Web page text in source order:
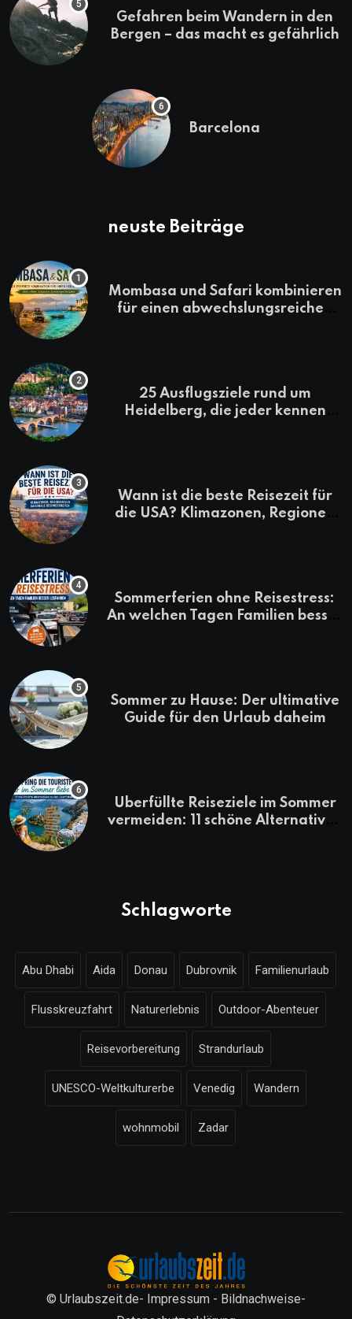
Gefahren beim Wandern in den
Bergen – das macht es gefährlich
Barcelona
neuste Beiträge
Mombasa und Safari kombinieren
für einen abwechslungsreichen
25 Ausflugsziele rund um
Heidelberg, die jeder kennen
Wann ist die beste Reisezeit für
die USA? Klimazonen, Regionen
Sommerferien ohne Reisestress:
An welchen Tagen Familien besser
Sommer zu Hause: Der ultimative
Guide für den Urlaub daheim
Überfüllte Reiseziele im Sommer
vermeiden: 11 schöne Alternativen
Schlagworte
Abu Dhabi Aida Donau Dubrovnik Familienurlaub
Flusskreuzfahrt Naturerlebnis Outdoor-Abenteuer
Reisevorbereitung Strandurlaub
UNESCO-Weltkulturerbe Venedig Wandern
wohnmobil Zadar
© Urlaubszeit.de- Impressum - Bildnachweise-